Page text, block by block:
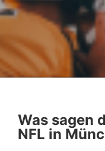
Was sagen
NFL in